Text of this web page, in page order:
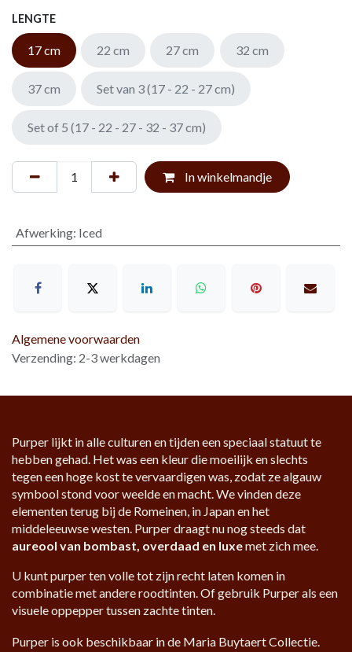
LENGTE
17 cm 22 cm 27 cm 32 cm
37 cm Set van 3 (17 - 22 - 27 cm)
Set of 5 (17 - 22 - 27 - 32 - 37 cm)
In winkelmandje
Afwerking: Iced
Algemene voorwaarden
Verzending: 2-3 werkdagen
Purper lijkt in alle culturen en tijden een speciaal statuut te
hebben gehad. Het was een kleur die moeilijk en slechts
tegen een hoge kost te vervaardigen was, zodat ze algauw
symbool stond voor weelde en macht. We vinden deze
elementen terug bij de Romeinen, in Japan en het
middeleeuwse westen. Purper draagt nu nog steeds dat
aureool van bombast, overdaad en luxemet zich mee.
U kunt purper ten volle tot zijn recht laten komen in
combinatie met andere roodtinten. Of gebruik Purper als een
visuele oppepper tussen zachte tinten.
Purper is ook beschikbaar in de Maria Buytaert Collectie.